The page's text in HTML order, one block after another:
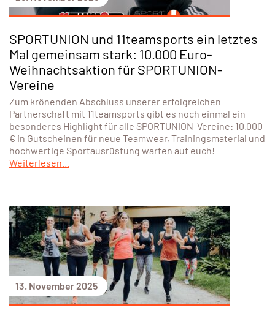
SPORTUNION und 11teamsports ein letztes
Mal gemeinsam stark: 10.000 Euro-
Weihnachtsaktion für SPORTUNION-
Vereine
Zum krönenden Abschluss unserer erfolgreichen
Partnerschaft mit 11teamsports gibt es noch einmal ein
besonderes Highlight für alle SPORTUNION-Vereine: 10.000
€ in Gutscheinen für neue Teamwear, Trainingsmaterial und
hochwertige Sportausrüstung warten auf euch!
Weiterlesen...
13. November 2025